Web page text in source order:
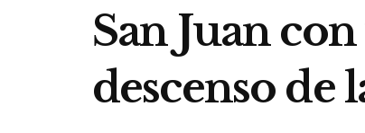
San Juan
descenso de